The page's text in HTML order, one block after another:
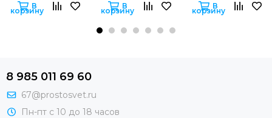
В
корзину
В
корзину
В
корзину
8 985 011 69 60
67@prostosvet.ru
Пн-пт с 10 до 18 часов